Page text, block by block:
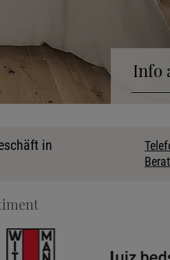
Info
Katalog
Telefonische
in